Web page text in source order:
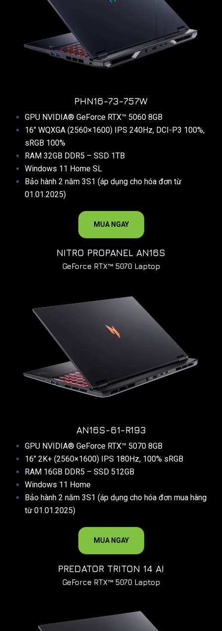
PHN16-73-757W​
GPU NVIDIA® GeForce RTX™ 5060 8GB
16″ WQXGA (2560×1600) IPS 240Hz, DCI-P3 100%,
sRGB 100%
RAM 32GB DDR5 – SSD 1TB
Windows 11 Home SL
Bảo hành 2 năm 3S1 (áp dụng cho hóa đơn từ
01.01.2025)
MUA NGAY
NITRO PROPANEL AN16S
GeForce RTX™ 5070 Laptop
AN16S-61-R193
GPU NVIDIA® GeForce RTX™ 5070 8GB
16″ 2K+ (2560×1600) IPS 180Hz, 100% sRGB
RAM 16GB DDR5 – SSD 512GB
Windows 11 Home
Bảo hành 2 năm 3S1 (áp dụng cho hóa đơn mua hàng
từ 01.01.2025)
MUA NGAY
PREDATOR TRITON 14 AI
GeForce RTX™ 5070 Laptop